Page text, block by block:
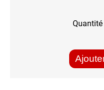
Quantité